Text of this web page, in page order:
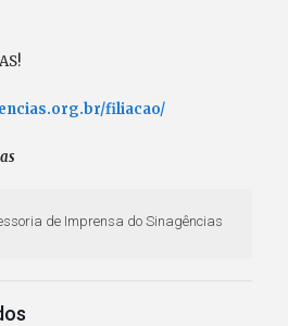
filiacao/
de Imprensa do Sinagências